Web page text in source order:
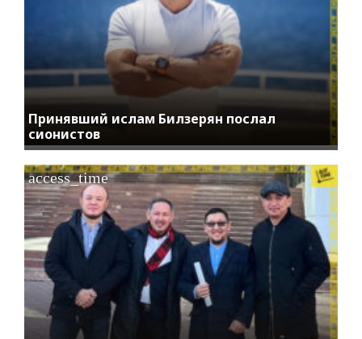
Принявший ислам Билзерян послал
сионистов
access_time